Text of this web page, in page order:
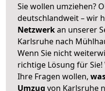
Sie wollen umziehen?
deutschlandweit – wir
Netzwerkan unserer
Karlsruhe nach
Wenn Sie nicht
richtige Lösung für
Ihre Fragen wollen,
Umzug von Karlsruhe